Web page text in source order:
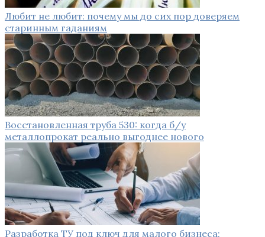
Любит не любит: почему мы до сих пор доверяем
старинным гаданиям
Восстановленная труба 530: когда б/у
металлопрокат реально выгоднее нового
Разработка ТУ под ключ для малого бизнеса: